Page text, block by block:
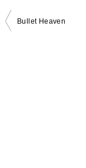
投
Bullet Heaven